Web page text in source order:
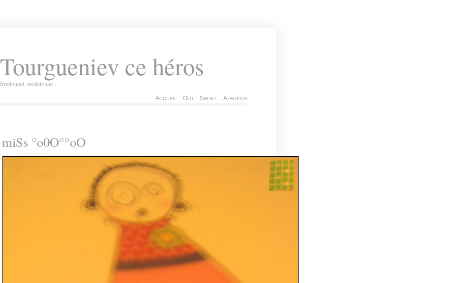
Tourgueniev ce héros
Irrationnel, molletonné…
Accueil Old Short A propos
miSs °o0O°°oO